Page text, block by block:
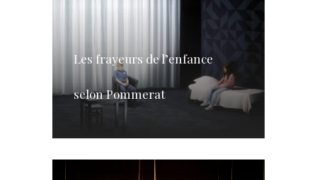
Les frayeurs de l’enfance
selon Pommerat